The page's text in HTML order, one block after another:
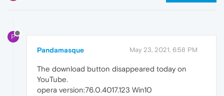
P
Pandamasque May 23, 2021, 6:58 PM
The download button disappeared today on
YouTube.
opera version:76.0.4017.123 Win10